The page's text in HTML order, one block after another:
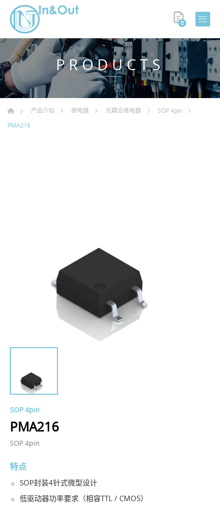
0
PRODUCTS
产品介绍 继电器 光耦合继电器
SOP 4pin
PMA216
SOP 4pin
PMA216
SOP 4pin
特点
SOP封装4针式微型设计
低驱动器功率要求（相容TTL / CMOS）